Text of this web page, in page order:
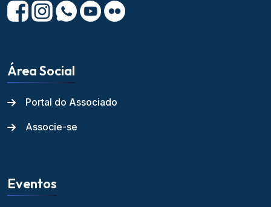
Área Social
Portal do Associado
Associe-se
Eventos